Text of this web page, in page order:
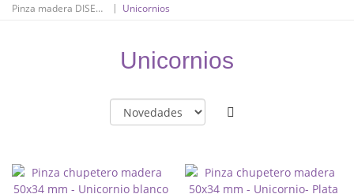
Pinza madera DISEÑO
| Unicornios
Unicornios